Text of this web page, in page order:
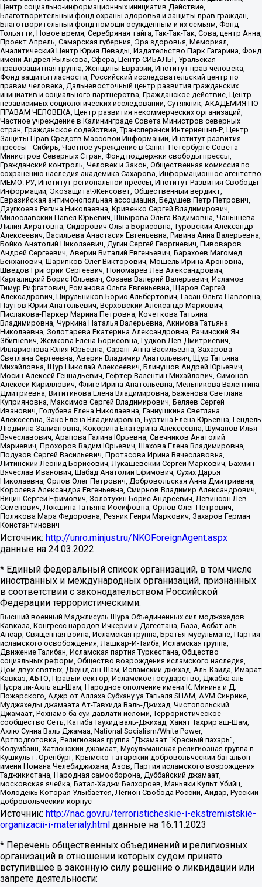
Центр социально-информационных инициатив Действие,
Благотворительный фонд охраны здоровья и защиты прав граждан,
Благотворительный фонд помощи осужденным и их семьям, Фонд
Тольятти, Новое время, Серебряная тайга, Так-Так-Так, Сова, центр Анна,
Проект Апрель, Самарская губерния, Эра здоровья, Мемориал,
Аналитический Центр Юрия Левады, Издательство Парк Гагарина, Фонд
имени Андрея Рылькова, Сфера, Центр СИБАЛЬТ, Уральская
правозащитная группа, Женщины Евразии, Институт прав человека,
Фонд защиты гласности, Российский исследовательский центр по
правам человека, Дальневосточный центр развития гражданских
инициатив и социального партнерства, Гражданское действие, Центр
независимых социологических исследований, Сутяжник, АКАДЕМИЯ ПО
ПРАВАМ ЧЕЛОВЕКА, Центр развития некоммерческих организаций,
Частное учреждение в Калининграде Совета Министров северных
стран, Гражданское содействие, Трансперенси Интернешнл-Р, Центр
Защиты Прав Средств Массовой Информации, Институт развития
прессы - Сибирь, Частное учреждение в Санкт-Петербурге Совета
Министров Северных Стран, Фонд поддержки свободы прессы,
Гражданский контроль, Человек и Закон, Общественная комиссия по
сохранению наследия академика Сахарова, Информационное агентство
МЕМО. РУ, Институт региональной прессы, Институт Развития Свободы
Информации, Экозащита!-Женсовет, Общественный вердикт,
Евразийская антимонопольная ассоциация, Бедушев Петр Петрович,
Дзугкоева Регина Николаевна, Кривенко Сергей Владимирович,
Милославский Павел Юрьевич, Шнырова Ольга Вадимовна, Чанышева
Лилия Айратовна, Сидорович Ольга Борисовна, Туровский Александр
Алексеевич, Васильева Анастасия Евгеньевна, Ривина Анна Валерьевна,
Бойко Анатолий Николаевич, Дугин Сергей Георгиевич, Пивоваров
Андрей Сергеевич, Аверин Виталий Евгеньевич, Барахоев Магомед
Бекханович, Шарипков Олег Викторович, Мошель Ирина Ароновна,
Шведов Григорий Сергеевич, Пономарев Лев Александрович,
Каргалицкий Борис Юльевич, Созаев Валерий Валерьевич, Исламов
Тимур Рифгатович, Романова Ольга Евгеньевна, Щаров Сергей
Алексадрович, Цирульников Борис Альбертович, Гасан Ольга Павловна,
Паутов Юрий Анатольевич, Верховский Александр Маркович,
Пислакова-Паркер Марина Петровна, Кочеткова Татьяна
Владимировна, Чуркина Наталья Валерьевна, Акимова Татьяна
Николаевна, Золотарева Екатерина Александровна, Рачинский Ян
Збигневич, Жемкова Елена Борисовна, Гудков Лев Дмитриевич,
Илларионова Юлия Юрьевна, Саранг Анна Васильевна, Захарова
Светлана Сергеевна, Аверин Владимир Анатольевич, Щур Татьяна
Михайловна, Щур Николай Алексеевич, Блинушов Андрей Юрьевич,
Мосин Алексей Геннадьевич, Гефтер Валентин Михайлович, Симонов
Алексей Кириллович, Флиге Ирина Анатольевна, Мельникова Валентина
Дмитриевна, Вититинова Елена Владимировна, Баженова Светлана
Куприяновна, Максимов Сергей Владимирович, Беляев Сергей
Иванович, Голубева Елена Николаевна, Ганнушкина Светлана
Алексеевна, Закс Елена Владимировна, Буртина Елена Юрьевна, Гендель
Людмила Залмановна, Кокорина Екатерина Алексеевна, Шуманов Илья
Вячеславович, Арапова Галина Юрьевна, Свечников Анатолий
Мариевич, Прохоров Вадим Юрьевич, Шахова Елена Владимировна,
Подузов Сергей Васильевич, Протасова Ирина Вячеславовна,
Литинский Леонид Борисович, Лукашевский Сергей Маркович, Бахмин
Вячеслав Иванович, Шабад Анатолий Ефимович, Сухих Дарья
Николаевна, Орлов Олег Петрович, Добровольская Анна Дмитриевна,
Королева Александра Евгеньевна, Смирнов Владимир Александрович,
Вицин Сергей Ефимович, Золотухин Борис Андреевич, Левинсон Лев
Семенович, Локшина Татьяна Иосифовна, Орлов Олег Петрович,
Полякова Мара Федоровна, Резник Генри Маркович, Захаров Герман
Константинович
Источник: http://unro.minjust.ru/NKOForeignAgent.aspx
данные на 24.03.2022
* Единый федеральный список организаций, в том числе
иностранных и международных организаций, признанных
в соответствии с законодательством Российской
Федерации террористическими:
Высший военный Маджлисуль Шура Объединенных сил моджахедов
Кавказа, Конгресс народов Ичкерии и Дагестана, База, Асбат аль-
Ансар, Священная война, Исламская группа, Братья-мусульмане, Партия
исламского освобождения, Лашкар-И-Тайба, Исламская группа,
Движение Талибан, Исламская партия Туркестана, Общество
социальных реформ, Общество возрождения исламского наследия,
Дом двух святых, Джунд аш-Шам, Исламский джихад, Аль-Каида, Имарат
Кавказ, АБТО, Правый сектор, Исламское государство, Джабха аль-
Нусра ли-Ахль аш-Шам, Народное ополчение имени К. Минина и Д.
Пожарского, Аджр от Аллаха Субхану уа Тагьаля SHAM, АУМ Синрике,
Муджахеды джамаата Ат-Тавхида Валь-Джихад, Чистопольский
Джамаат, Рохнамо ба суи давлати исломи, Террористическое
сообщество Сеть, Катиба Таухид валь-Джихад, Хайят Тахрир аш-Шам,
Ахлю Сунна Валь Джамаа, National Socialism/White Power,
Артподготовка, Религиозная группа “Джамаат “Красный пахарь”,
Колумбайн, Хатлонский джамаат, Мусульманская религиозная группа п.
Кушкуль г. Оренбург, Крымско-татарский добровольческий батальон
имени Номана Челебиджихана, Азов, Партия исламского возрождения
Таджикистана, Народная самооборона, Дуббайский джамаат,
московская ячейка, Батал-Хаджи Белхороев, Маньяки Культ Убийц,
Молодёжь Которая Улыбается, Легион Свобода России, Айдар, Русский
добровольческий корпус
Источник: http://nac.gov.ru/terroristicheskie-i-ekstremistskie-
organizacii-i-materialy.html данные на 16.11.2023
* Перечень общественных объединений и религиозных
организаций в отношении которых судом принято
вступившее в законную силу решение о ликвидации или
запрете деятельности: